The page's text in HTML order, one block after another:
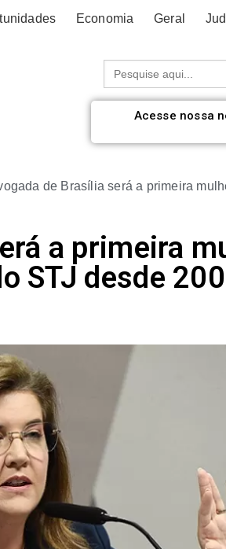
Economia Geral
Procurar:
Acesse nossa
de Brasília será a primeira
a primeira
STJ desde